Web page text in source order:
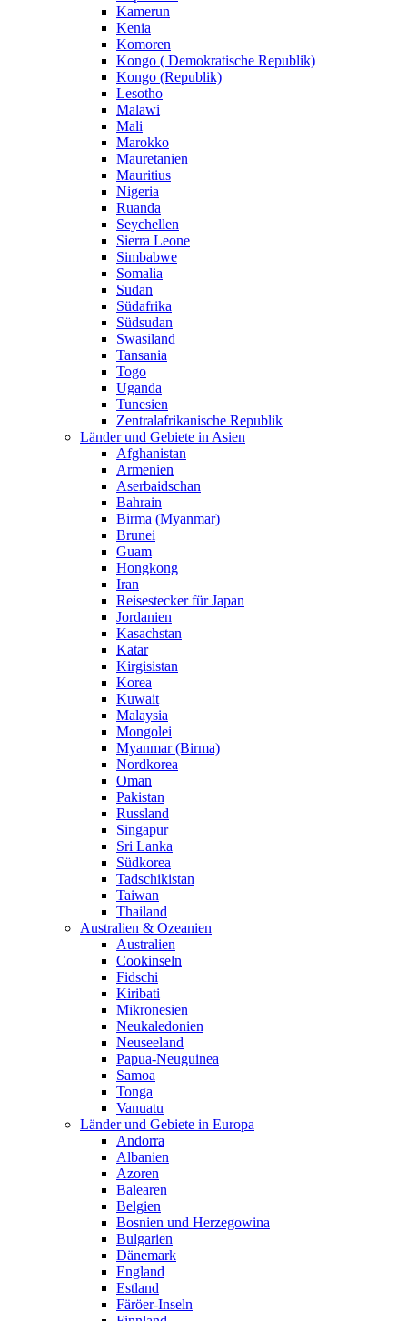
Kamerun
Kenia
Komoren
Kongo ( Demokratische Republik)
Kongo (Republik)
Lesotho
Malawi
Mali
Marokko
Mauretanien
Mauritius
Nigeria
Ruanda
Seychellen
Sierra Leone
Simbabwe
Somalia
Sudan
Südafrika
Südsudan
Swasiland
Tansania
Togo
Uganda
Tunesien
Zentralafrikanische Republik
Länder und Gebiete in Asien
Afghanistan
Armenien
Aserbaidschan
Bahrain
Birma (Myanmar)
Brunei
Guam
Hongkong
Iran
Reisestecker für Japan
Jordanien
Kasachstan
Katar
Kirgisistan
Korea
Kuwait
Malaysia
Mongolei
Myanmar (Birma)
Nordkorea
Oman
Pakistan
Russland
Singapur
Sri Lanka
Südkorea
Tadschikistan
Taiwan
Thailand
Australien & Ozeanien
Australien
Cookinseln
Fidschi
Kiribati
Mikronesien
Neukaledonien
Neuseeland
Papua-Neuguinea
Samoa
Tonga
Vanuatu
Länder und Gebiete in Europa
Andorra
Albanien
Azoren
Balearen
Belgien
Bosnien und Herzegowina
Bulgarien
Dänemark
England
Estland
Färöer-Inseln